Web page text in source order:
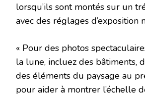
lorsqu’ils sont montés sur un
avec des réglages d’exposition
« Pour des photos
la lune, incluez des bâtiments,
des éléments du paysage au
pour aider à montrer l’échelle